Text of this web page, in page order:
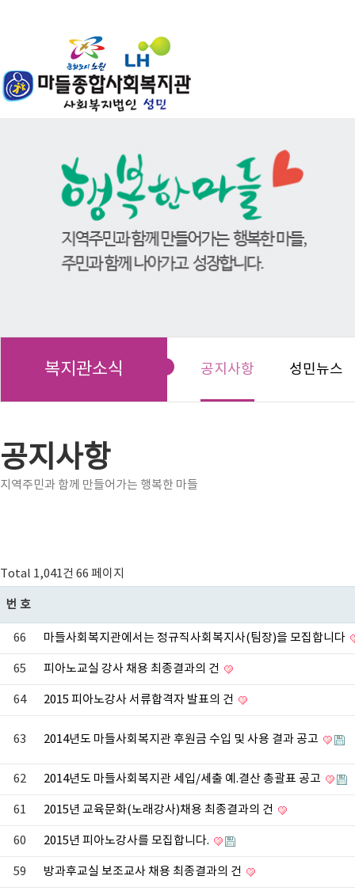
복지관소식 공지사항 성민뉴스
공지사항
지역주민과 함께 만들어가는 행복한 마들
Total 1,041건 66 페이지
번호
66 마들사회복지관에서는 정규직사회복지사(팀장)을 모집합니다
65 피아노교실 강사 채용 최종결과의 건
64 2015 피아노강사 서류합격자 발표의 건
63 2014년도 마들사회복지관 후원금 수입 및 사용 결과 공고
62 2014년도 마들사회복지관 세입/세출 예.결산 총괄표 공고
61 2015년 교육문화(노래강사)채용 최종결과의 건
60 2015년 피아노강사를 모집합니다.
59 방과후교실 보조교사 채용 최종결과의 건